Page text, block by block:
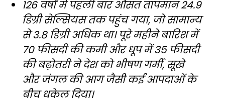
126 वर्षों में पहली बार औसत तापमान 24.9
डिग्री सेल्सियस तक पहुंच गया, जो सामान्य
से 3.8 डिग्री अधिक था। पूरे महीने बारिश में
70 फीसदी की कमी और धूप में 35 फीसदी
की बढ़ोतरी ने देश को भीषण गर्मी, सूखे
और जंगल की आग जैसी कई आपदाओं के
बीच धकेल दिया।